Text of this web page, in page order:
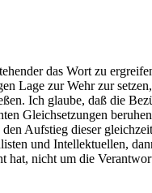
das Wort zu
Lage zur Wehr zur
Ich glaube, daß die
Gleichsetzungen
Aufstieg dieser
und Intellektuellen,
hat, nicht um die